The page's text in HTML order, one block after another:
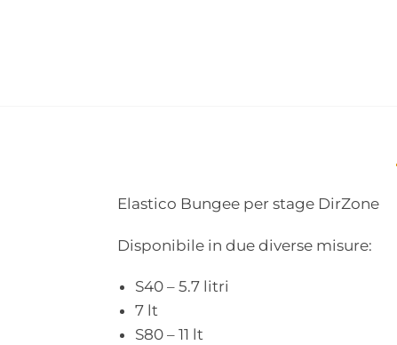
Elastico Bungee per stage DirZone
Disponibile in due diverse misure:
S40 – 5.7 litri
7 lt
S80 – 11 lt